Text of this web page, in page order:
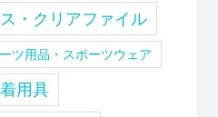
・クリアファイル
ツ用品・スポーツウェア
用具